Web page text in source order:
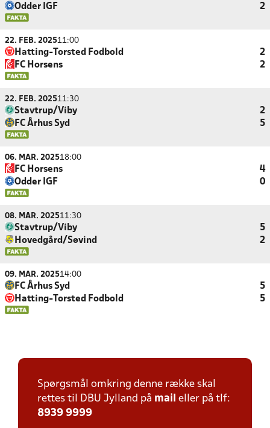
Odder IGF 2
22. FEB. 202511:00
Hatting-Torsted Fodbold
2
FC Horsens
2
22. FEB. 202511:30
Stavtrup/Viby
2
FC Århus Syd
5
06. MAR. 202518:00
FC Horsens
4
Odder IGF
0
08. MAR. 202511:30
Stavtrup/Viby
5
Hovedgård/Søvind
2
09. MAR. 202514:00
FC Århus Syd
5
Hatting-Torsted Fodbold
5
Spørgsmål omkring denne række skal
rettes til DBU Jylland på mail eller på tlf:
8939 9999